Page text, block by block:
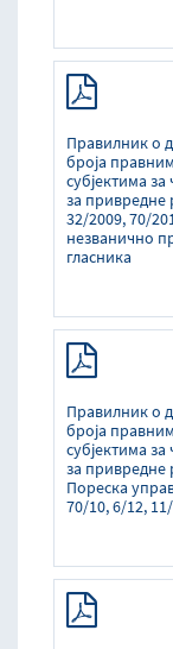
Правилник о
броја
субјектима за
за привредне
32/2009, 70/
незванично
гласника
Правилник о
броја
субјектима за
за привредне
Пореска
70/10, 6/12,